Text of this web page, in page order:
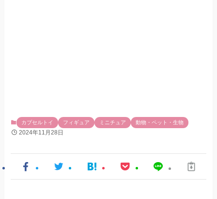
カプセルトイ フィギュア ミニチュア 動物・ペット・生物
2024年11月28日